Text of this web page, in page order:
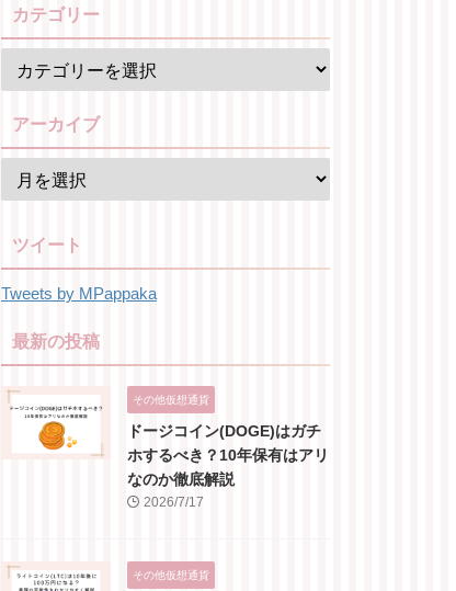
カテゴリー
アーカイブ
ツイート
Tweets by MPappaka
最新の投稿
その他仮想通貨
ドージコイン(DOGE)はガチ
ホするべき？10年保有はアリ
なのか徹底解説
2026/7/17
その他仮想通貨